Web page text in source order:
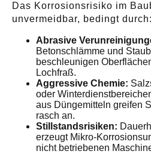
Das Korrosionsrisiko im
unvermeidbar, bedingt durch:
Abrasive
Betonschlämme und
beschleunigen
Lochfraß.
Aggressive Chemie:
oder
aus Düngemitteln greifen
rasch an.
Stillstandsrisiken:
erzeugt Mikro-
nicht betriebenen